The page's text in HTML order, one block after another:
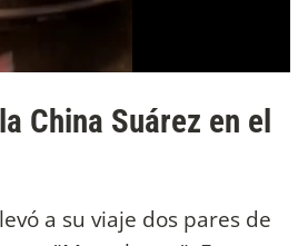
China Suárez en el
a su viaje dos pares de